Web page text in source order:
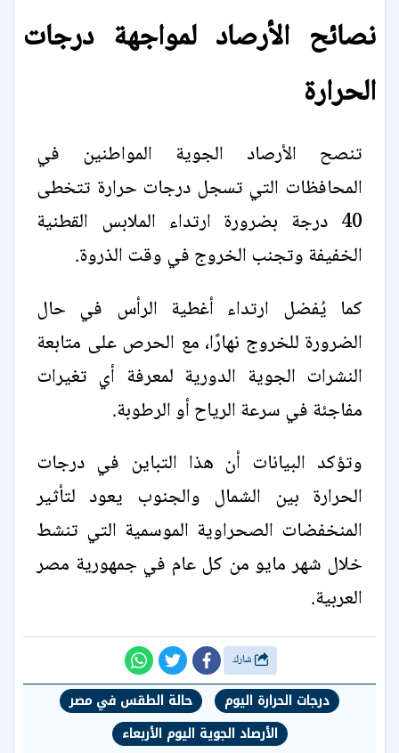
نصائح الأرصاد لمواجهة درجات
الحرارة
تنصح الأرصاد الجوية المواطنين في
المحافظات التي تسجل درجات حرارة تتخطى
40 درجة بضرورة ارتداء الملابس القطنية
الخفيفة وتجنب الخروج في وقت الذروة.
كما يُفضل ارتداء أغطية الرأس في حال
الضرورة للخروج نهارًا، مع الحرص على متابعة
النشرات الجوية الدورية لمعرفة أي تغيرات
مفاجئة في سرعة الرياح أو الرطوبة.
وتؤكد البيانات أن هذا التباين في درجات
الحرارة بين الشمال والجنوب يعود لتأثير
المنخفضات الصحراوية الموسمية التي تنشط
خلال شهر مايو من كل عام في جمهورية مصر
العربية.
درجات الحرارة اليوم
حالة الطقس في مصر
الأرصاد الجوية اليوم الأربعاء